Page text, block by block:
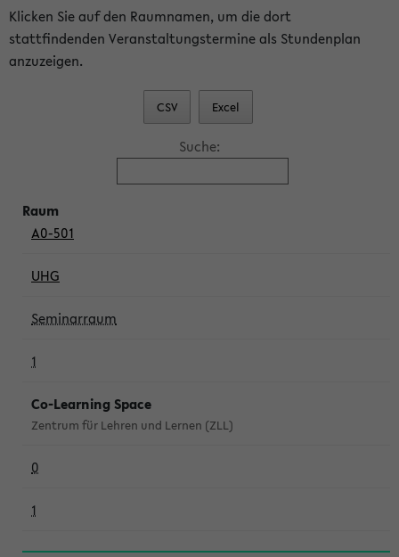
Klicken Sie auf den Raumnamen, um die dort
stattfindenden Veranstaltungstermine als Stundenplan
anzuzeigen.
CSV Excel
Suche:
A0-501
UHG
Seminarraum
1
Co-Learning Space
Zentrum für Lehren und Lernen (ZLL)
0
1